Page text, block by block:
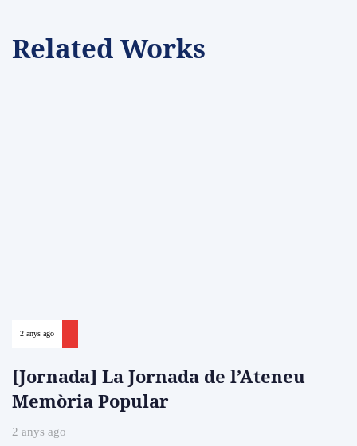
Related Works
2 anys ago
[Jornada] La Jornada de l’Ateneu
Memòria Popular
2 anys ago